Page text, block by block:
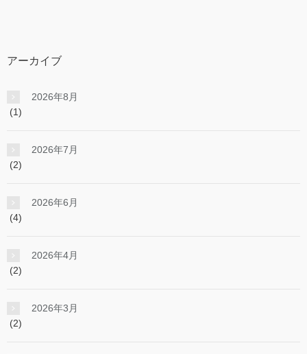
アーカイブ
2026年8月
(1)
2026年7月
(2)
2026年6月
(4)
2026年4月
(2)
2026年3月
(2)